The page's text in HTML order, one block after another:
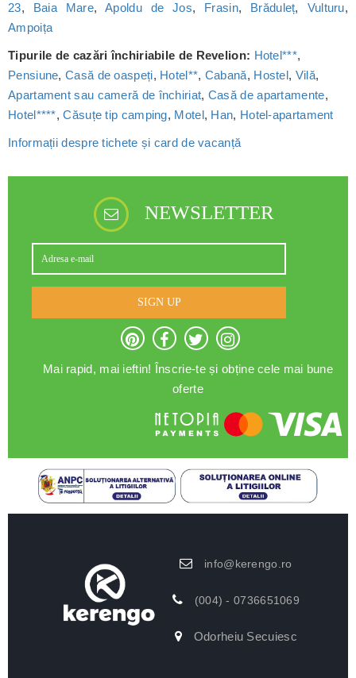
23, Baia Mare,Apoldu de Jos, Frasin, Brăduleț, Vulturu,
Ampoița
Tipurile de cazări închiriabile de Revelion: Hotel***,
Pensiune,Casă de oaspeți, Hotel**, Cabană, Hostel, Vilă,
Apartament sau cameră de închiriat, Casă de apartamente,
Hotel****,Căsuțe tip camping, Motel, Han, Hotel-apartament
Informații despre tichete și card de vacanță
NEWSLETTER
SIGN UP
Mai rapid, mai ieftin! Înscrie-te și obține cele mai bune
oferte
info@kerengo.ro
(004) - 0736651069
Odorheiu Secuiesc